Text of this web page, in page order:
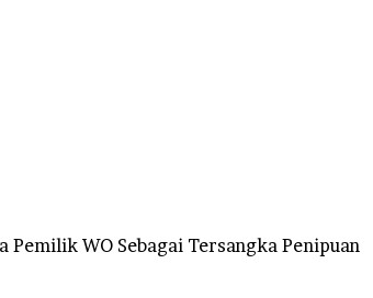
Pemilik WO Sebagai Tersangka Penipuan